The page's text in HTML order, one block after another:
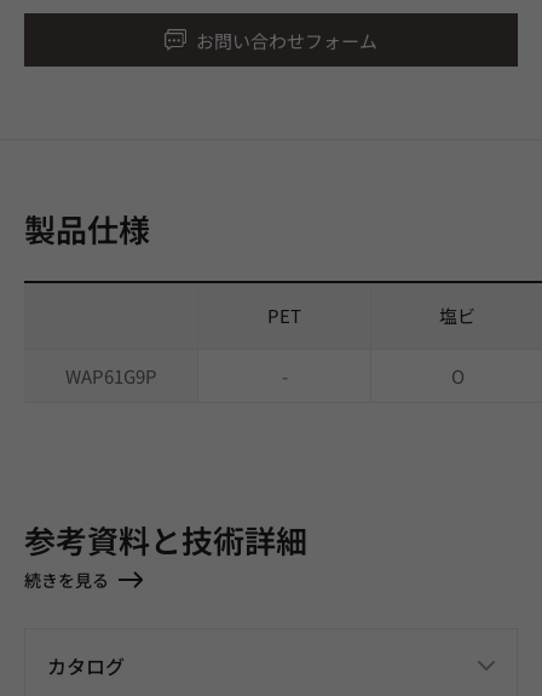
お問い合わせフォーム
製品仕様
PET 塩ビ
WAP61G9P - O
参考資料と技術詳細
続きを見る
カタログ